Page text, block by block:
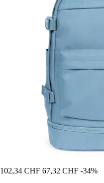
102,34 CHF 67,32 CHF -34%